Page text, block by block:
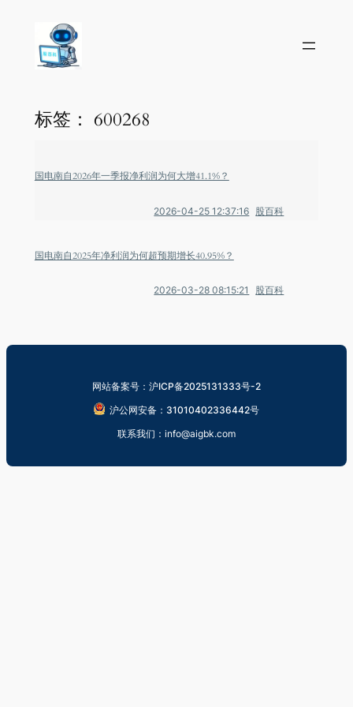
标签： 600268
国电南自2026年一季报净利润为何大增41.1%？
2026-04-25 12:37:16 股百科
国电南自2025年净利润为何超预期增长40.95%？
2026-03-28 08:15:21 股百科
网站备案号：沪ICP备2025131333号-2
沪公网安备：31010402336442号
联系我们：info@aigbk.com